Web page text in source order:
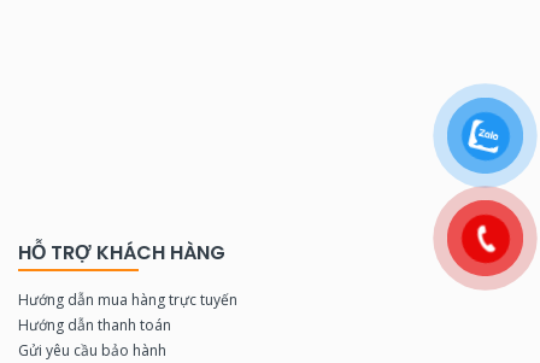
HỖ TRỢ KHÁCH HÀNG
Hướng dẫn mua hàng trực tuyến
Hướng dẫn thanh toán
Gửi yêu cầu bảo hành